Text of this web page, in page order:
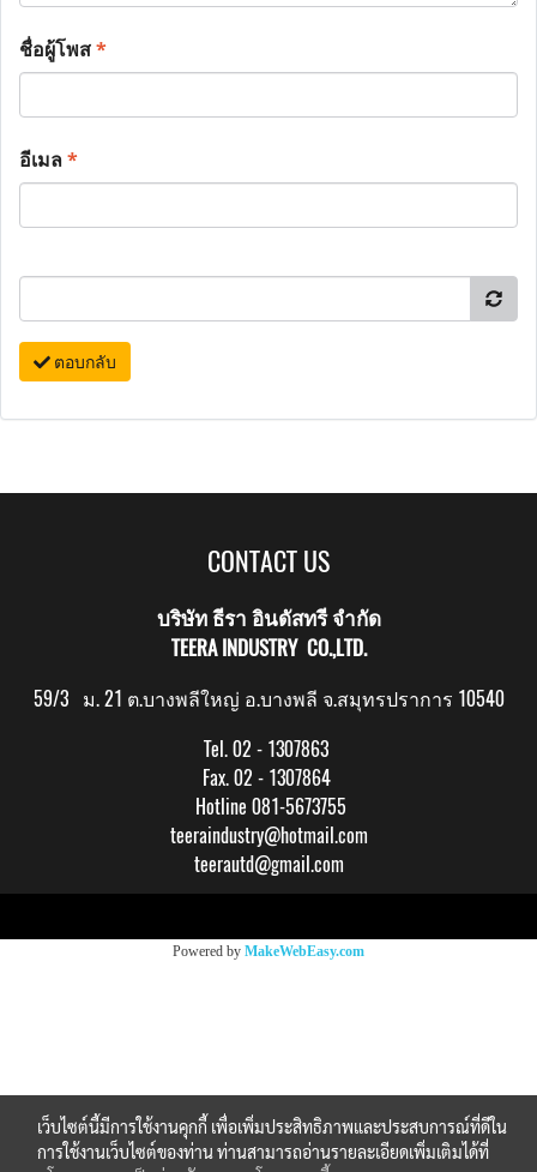
ชื่อผู้โพส*
อีเมล*
ตอบกลับ
CONTACT US
บริษัท ธีรา อินดัสทรี จำกัด
TEERA INDUSTRY CO.,LTD.
59/3 ม. 21 ต.บางพลีใหญ่ อ.บางพลี จ.สมุทรปราการ 10540
Tel. 02 - 1307863
Fax. 02 - 1307864
Hotline 081-5673755
teeraindustry@hotmail.com
teerautd@gmail.com
Powered by MakeWebEasy.com
เว็บไซต์นี้มีการใช้งานคุกกี้ เพื่อเพิ่มประสิทธิภาพและประสบการณ์ที่ดีใน
การใช้งานเว็บไซต์ของท่าน ท่านสามารถอ่านรายละเอียดเพิ่มเติมได้ที่